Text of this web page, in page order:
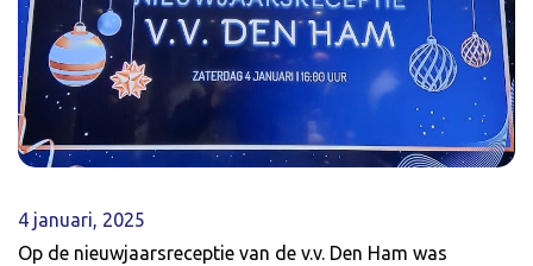
4 januari, 2025
Op de nieuwjaarsreceptie van de v.v. Den Ham was